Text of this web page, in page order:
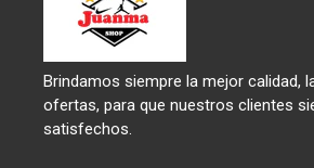
Brindamos siempre la mejor calidad,
ofertas, para que nuestros clientes
satisfechos.